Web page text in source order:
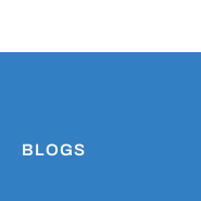
BLOGS